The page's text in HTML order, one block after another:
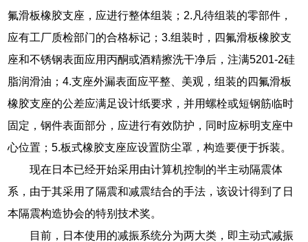
氟滑板橡胶支座，应进行整体组装；2.凡待组装的零部件，
应有工厂质检部门的合格标记；3.组装时，四氟滑板橡胶支
座和不锈钢表面应用丙酮或酒精擦洗干净后，注满5201-2硅
脂润滑油；4.支座外漏表面应平整、美观，组装的四氟滑板
橡胶支座的公差应满足设计纸要求，并用螺栓或短钢筋临时
固定，钢件表面部分，应进行有效防护，同时应标明支座中
心位置；5.板式橡胶支座应设置防尘罩，构造要便于拆装。
现在日本已经开始采用由计算机控制的半主动隔震体
系，由于其采用了隔震和减震结合的手法，该设计得到了日
本隔震构造协会的特别技术奖。
目前，日本使用的减振系统分为两大类，即主动式减振